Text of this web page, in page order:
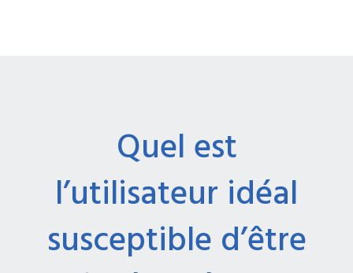
Quel est
l’utilisateur idéal
susceptible d’être